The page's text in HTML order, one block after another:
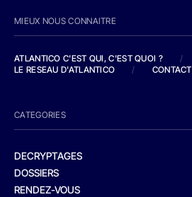
MIEUX NOUS CONNAITRE
ATLANTICO C'EST QUI, C'EST QUOI ?
/
LE RESEAU D'ATLANTICO
/ CONTACT
CATEGORIES
DECRYPTAGES
DOSSIERS
RENDEZ-VOUS